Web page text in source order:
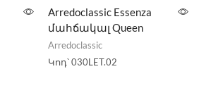
Arredoclassic Essenza
մահճակալ Queen
Arredoclassic
Կոդ՝030LET.02